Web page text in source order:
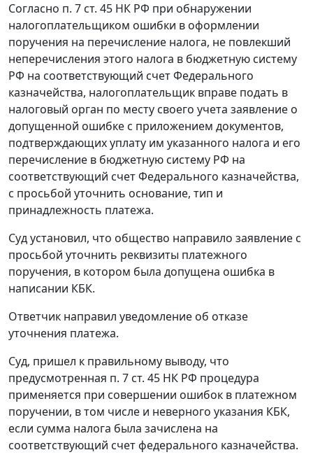
Согласно п. 7 ст. 45 НК РФ при обнаружении
налогоплательщиком ошибки в оформлении
поручения на перечисление налога, не повлекший
неперечисления этого налога в бюджетную систему
РФ на соответствующий счет Федерального
казначейства, налогоплательщик вправе подать в
налоговый орган по месту своего учета заявление о
допущенной ошибке с приложением документов,
подтверждающих уплату им указанного налога и его
перечисление в бюджетную систему РФ на
соответствующий счет Федерального казначейства,
с просьбой уточнить основание, тип и
принадлежность платежа.
Суд установил, что общество направило заявление с
просьбой уточнить реквизиты платежного
поручения, в котором была допущена ошибка в
написании КБК.
Ответчик направил уведомление об отказе
уточнения платежа.
Суд, пришел к правильному выводу, что
предусмотренная п. 7 ст. 45 НК РФ процедура
применяется при совершении ошибок в платежном
поручении, в том числе и неверного указания КБК,
если сумма налога была зачислена на
соответствующий счет федерального казначейства.